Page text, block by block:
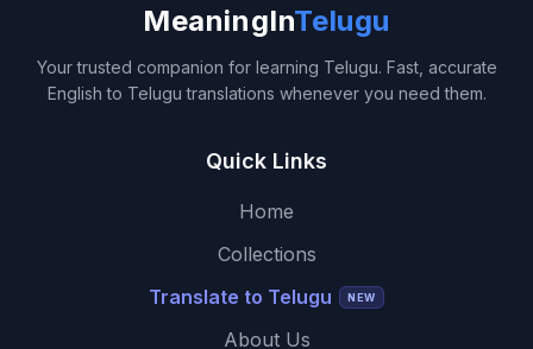
MeaningInTelugu
Your trusted companion for learning Telugu. Fast, accurate
English to Telugu translations whenever you need them.
Quick Links
Home
Collections
Translate to Telugu
NEW
About Us